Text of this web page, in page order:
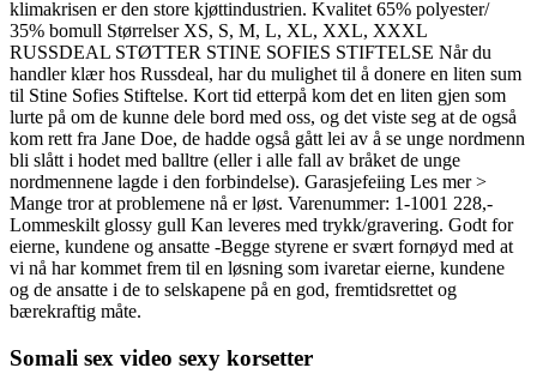
klimakrisen er den store kjøttindustrien. Kvalitet 65% polyester/
35% bomull Størrelser XS, S, M, L, XL, XXL, XXXL
RUSSDEAL STØTTER STINE SOFIES STIFTELSE Når du
handler klær hos Russdeal, har du mulighet til å donere en liten sum
til Stine Sofies Stiftelse. Kort tid etterpå kom det en liten gjen som
lurte på om de kunne dele bord med oss, og det viste seg at de også
kom rett fra Jane Doe, de hadde også gått lei av å se unge nordmenn
bli slått i hodet med balltre (eller i alle fall av bråket de unge
nordmennene lagde i den forbindelse). Garasjefeiing Les mer >
Mange tror at problemene nå er løst. Varenummer: 1-1001 228,-
Lommeskilt glossy gull Kan leveres med trykk/gravering. Godt for
eierne, kundene og ansatte -Begge styrene er svært fornøyd med at
vi nå har kommet frem til en løsning som ivaretar eierne, kundene
og de ansatte i de to selskapene på en god, fremtidsrettet og
bærekraftig måte.
Somali sex video sexy korsetter